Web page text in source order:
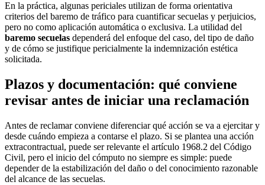
En la práctica, algunas periciales utilizan de forma orientativa
criterios del baremo de tráfico para cuantificar secuelas y perjuicios,
pero no como aplicación automática o exclusiva. La utilidad del
baremo secuelas dependerá del enfoque del caso, del tipo de daño
y de cómo se justifique pericialmente la indemnización estética
solicitada.
Plazos y documentación: qué conviene
revisar antes de iniciar una reclamación
Antes de reclamar conviene diferenciar qué acción se va a ejercitar y
desde cuándo empieza a contarse el plazo. Si se plantea una acción
extracontractual, puede ser relevante el artículo 1968.2 del Código
Civil, pero el inicio del cómputo no siempre es simple: puede
depender de la estabilización del daño o del conocimiento razonable
del alcance de las secuelas.